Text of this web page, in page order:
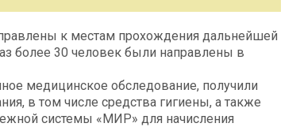
к местам прохождения дальнейшей
более 30 человек были направлены в
медицинское обследование, получили
в том числе средства гигиены, а также
системы «МИР» для начисления